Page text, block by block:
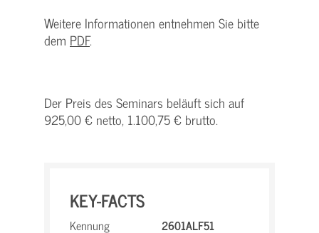
Weitere Informationen entnehmen Sie bitte
dem PDF.
Der Preis des Seminars beläuft sich auf
925,00 € netto, 1.100,75 € brutto.
KEY-FACTS
Kennung
2601ALF51